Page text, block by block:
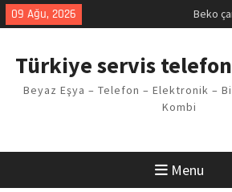
Skip
to
09 Ağu, 2026
Beko
Kodu
Kodu
Arızası
E02
Çözüm
Türkiye servis
Beyaz Eşya – Telefon – Elektronik –
Kombi
Menu